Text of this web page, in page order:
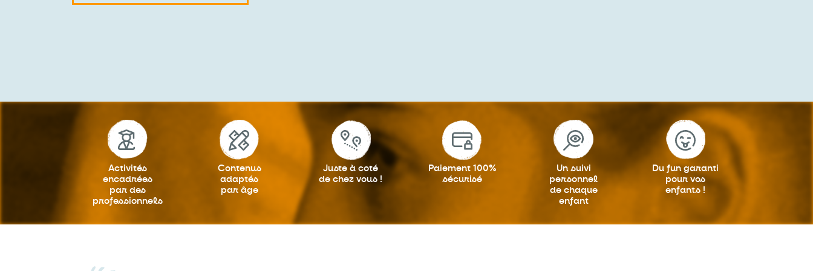
Activités
encadrées
par des
professionnels
Contenus
adaptés
par âge
Juste à coté
de chez vous !
Paiement 100%
sécurisé
Un suivi
personnel
de chaque
enfant
Du fun garanti
pour vos
enfants !